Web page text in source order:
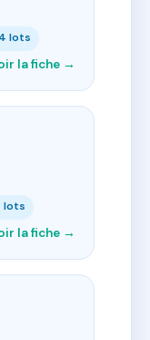
lots
la fiche →
lots
la fiche →